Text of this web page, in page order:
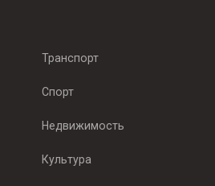
Транспорт
Спорт
Недвижимость
Культура